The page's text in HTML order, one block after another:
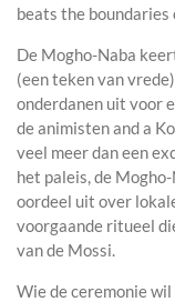
beats the
De Mogho-Naba
(een teken van
onderdanen uit voor
de animisten and a
veel meer dan een
het paleis, de
oordeel uit over
voorgaande ritueel
van de Mossi.
Wie de ceremonie